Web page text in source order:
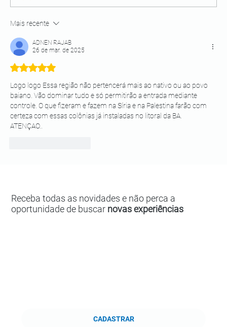
Mais recente
ADNEN RAJAB
26 de mar. de 2025
Avaliado com 5 de 5 estrelas.
Logo logo Essa região não pertencerá mais ao nativo ou ao povo
baiano. Vão dominar tudo e só permitirão a entrada mediante
controle. O que fizeram e fazem na Síria e na Palestina farão com
certeza com essas colônias já instaladas no litoral da BA.
ATENÇAO..
Receba todas as novidades e não perca a
oportunidade de buscar novas experiências
CADASTRAR